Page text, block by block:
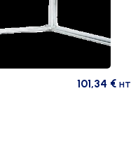
101,34 € HT